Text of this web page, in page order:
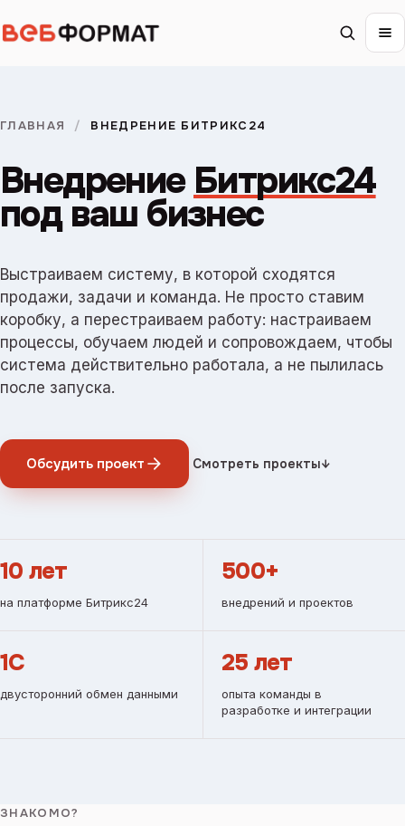
ГЛАВНАЯ / ВНЕДРЕНИЕ БИТРИКС24
Внедрение Битрикс24
под ваш бизнес
Выстраиваем систему, в которой сходятся
продажи, задачи и команда. Не просто ставим
коробку, а перестраиваем работу: настраиваем
процессы, обучаем людей и сопровождаем, чтобы
система действительно работала, а не пылилась
после запуска.
Обсудить проект Смотреть проекты↓
10 лет
на платформе Битрикс24
500+
внедрений и проектов
1С
двусторонний обмен данными
25 лет
опыта команды в
разработке и интеграции
ЗНАКОМО?